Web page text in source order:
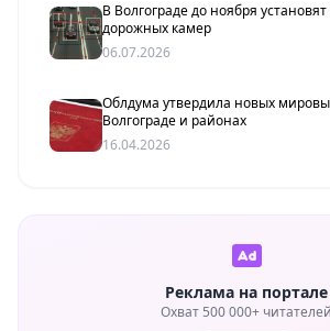
В Волгограде до ноября
дорожных камер
06.07.2026
Облдума утвердила новых
Волгограде и районах
16.04.2026
Реклама на портале
Охват 500 000+ читателей